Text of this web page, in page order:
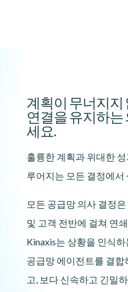
계획이 무너지지
연결을 유지하는
세요.
훌륭한 계획과 위대한
루어지는 모든 결정에서
모든 공급망 의사 결정
및 고객 전반에 걸쳐 연
Kinaxis는 상황을 인식
공급망 에이전트를 결
고, 보다 신속하고 긴밀